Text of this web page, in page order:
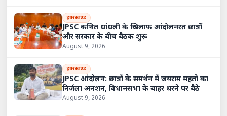
झारखण्ड
JPSC कथित धांधली के खिलाफ आंदोलनरत छात्रों
और सरकार के बीच बैठक शुरू
August 9, 2026
झारखण्ड
JPSC आंदोलन: छात्रों के समर्थन में जयराम महतो का
निर्जला अनशन, विधानसभा के बाहर धरने पर बैठे
August 9, 2026